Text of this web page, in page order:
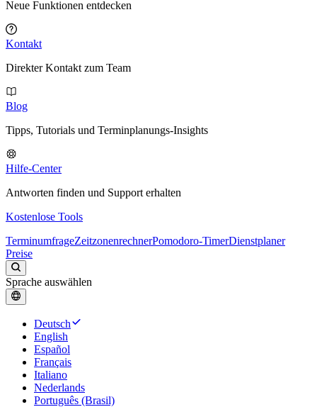
Neue Funktionen entdecken
Kontakt
Direkter Kontakt zum Team
Blog
Tipps, Tutorials und Terminplanungs-Insights
Hilfe-Center
Antworten finden und Support erhalten
Kostenlose Tools
TerminumfrageZeitzonenrechnerPomodoro-TimerDienstplaner
Preise
Sprache auswählen
Deutsch
English
Español
Français
Italiano
Nederlands
Português (Brasil)